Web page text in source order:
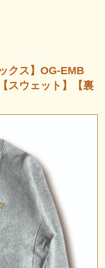
クス】OG-EMB
スウェット】【裏